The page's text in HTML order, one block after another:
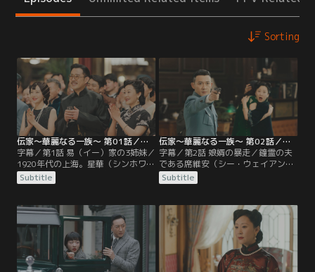
Sorting
伝家～華麗なる一族～ 第01話／字幕
字幕／第1話 易（イー）家の3姉妹／
1920年代の上海。星華（シンホワ）
百貨店の経営でひと財産を築いた易
家では、創業10周年記念式典の準備
の会長である易興華（イー・シンホ
ワ）の誕生日でもあり、家族や親戚
が一堂に会して祝福する。長女の鐘
霊（ジョンリン）を筆頭に、興華の
子供たちが趣向を凝らした贈り物を
披露する中…。
Subtitle
伝家～華麗なる一族～ 第02話／字幕
字幕／第2話 娘婿の暴走／鐘霊の夫
である席維安（シー・ウェイアン）
は司令官として権勢を振るう一方、
妻との不仲に悩んでいた。また政府
感を買う行動を控えるよう、娘婿と
して忠告する。そんな中、維安は新
年の贈り物をするため易家に骨董商
人を招き入れるが、商人一行に潜ん
でいた刺客が銃を持ち出したため、
とっさに撃ち殺してしまう。
Subtitle